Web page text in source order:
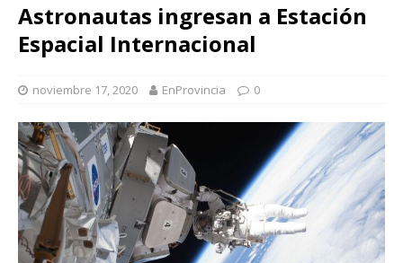
Astronautas ingresan a Estación
Espacial Internacional
noviembre 17, 2020 EnProvincia 0